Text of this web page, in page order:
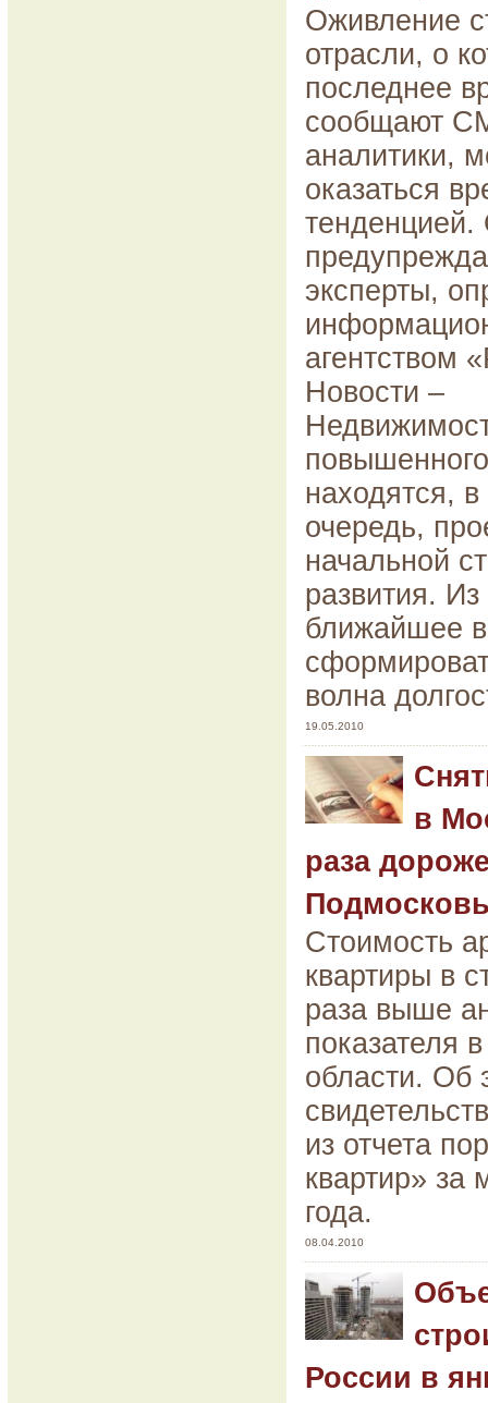
Оживление
отрасли, о
последнее
сообщают
аналитики,
оказаться
тенденцией.
эксперты,
агентством
Новости –
находятся,
очередь,
начальной
развития.
ближайшее
волна
19.05.2010
в
раза
Стоимость
квартиры в
раза выше
показателя
области. Об
из отчета
квартир» за
года.
08.04.2010
России в